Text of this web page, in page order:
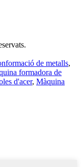
de metalls,
formadora de
d'acer, Màquina